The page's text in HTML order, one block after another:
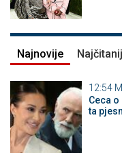
Najnovije
12:54
Ceca
ta